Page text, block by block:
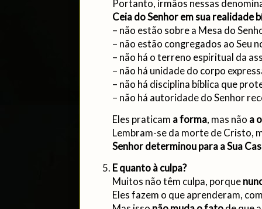
Portanto, irmãos nessas
Ceia do Senhor em sua realidade
– não estão sobre a Mesa do
– não estão congregados ao Seu
– não há o terreno espiritual da
– não há unidade do corpo
– não há disciplina bíblica que
– não há autoridade do Senhor
Eles praticam a forma, mas não a
Lembram-se da morte de Cristo,
Senhor determinou para a Sua
E quanto à culpa?
Muitos não têm culpa, porque
Eles fazem o que aprenderam,